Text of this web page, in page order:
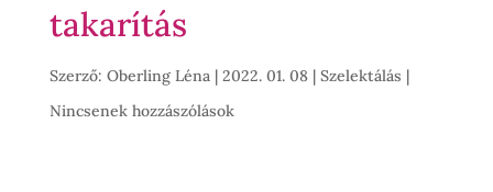
takarítás
Szerző: Oberling Léna| 2022. 01. 08| Szelektálás |
Nincsenek hozzászólások